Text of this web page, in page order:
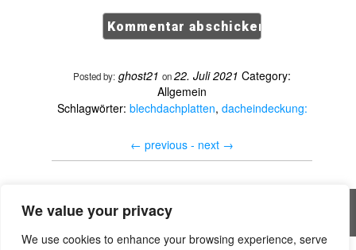
We value your privacy
We use cookies to enhance your browsing experience, serve
Posted by: ghost21 on22. Juli 2021 Category:
Allgemein
Schlagwörter: blechdachplatten, dacheindeckung:
← previous - next →
All rights reserved © Handwerker Blog